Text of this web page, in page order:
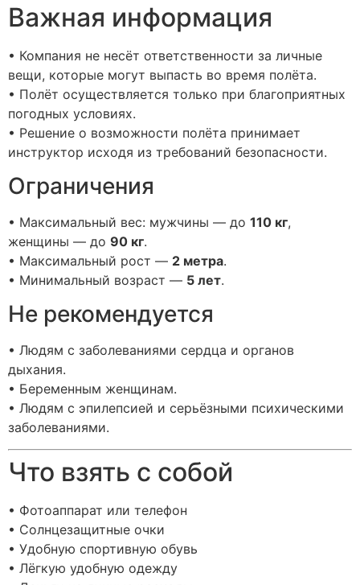
Важная информация
• Компания не несёт ответственности за личные
вещи, которые могут выпасть во время полёта.
• Полёт осуществляется только при благоприятных
погодных условиях.
• Решение о возможности полёта принимает
инструктор исходя из требований безопасности.
Ограничения
• Максимальный вес: мужчины — до 110 кг,
женщины — до 90 кг.
• Максимальный рост — 2 метра.
• Минимальный возраст — 5 лет.
Не рекомендуется
• Людям с заболеваниями сердца и органов
дыхания.
• Беременным женщинам.
• Людям с эпилепсией и серьёзными психическими
заболеваниями.
Что взять с собой
• Фотоаппарат или телефон
• Солнцезащитные очки
• Удобную спортивную обувь
• Лёгкую удобную одежду